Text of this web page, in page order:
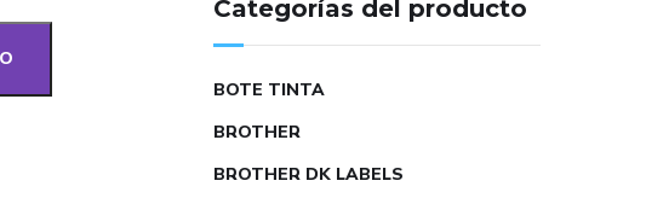
Categorías del producto
BOTE TINTA
BROTHER
BROTHER DK LABELS